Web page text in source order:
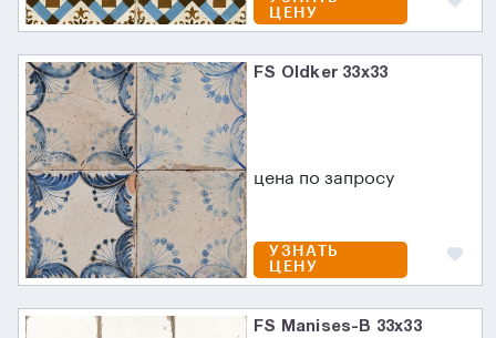
ЦЕНУ
FS Oldker 33x33
цена по запросу
УЗНАТЬ
ЦЕНУ
FS Manises-B 33x33